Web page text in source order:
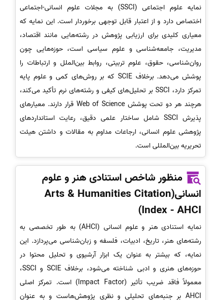
نمایه علوم اجتماعی (SSCI) به مجلات علوم انسانی-اجتماعی
اختصاص دارد و از اعتبار قابل توجهی برخوردار است. این نمایه که
معیاری کلیدی برای ارزیابی پژوهش در رشته‌هایی مانند اقتصاد،
مدیریت، جامعه‌شناسی و علوم سیاسی است، حوزه‌هایی چون
روان‌شناسی، حقوق، علوم تربیتی، روابط بین‌الملل و ارتباطات را
پوشش می‌دهد. برخلاف SCIE که بر روش‌های کمی و علوم پایه
تمرکز دارد، SSCI بر تحلیل‌های کیفی و رشته‌های نرم تأکید می‌کند،
هرچند هر دو تحت پوشش Web of Science قرار دارند. معیارهای
پذیرش SSCI شامل ساختار علمی دقیق، رعایت استانداردهای
پژوهشی علوم انسانی، ارجاعات مداوم به مقالات و داشتن هیئت
تحریریه بین‌المللی است.
منظور شاخص استنادی هنر و علوم
انسانی(Arts & Humanities Citation
Index - AHCI)
نمایه استنادی هنر و علوم انسانی (AHCI) به طور تخصصی به
رشته‌های هنر، تاریخ، ادبیات، فلسفه و زبان‌شناسی می‌پردازد. این
نمایه، که بیشتر به عنوان یک ابزار آرشیوی و تحلیل محتوا در
حوزه‌های هنری و ادبی شناخته می‌شود، برخلاف SCIE و SSCI،
معمولاً فاقد ضریب تأثیر (Impact Factor) است. تمرکز اصلی
AHCI بر جنبه‌های تحلیلی و نظری پژوهش‌هاست و به عنوان